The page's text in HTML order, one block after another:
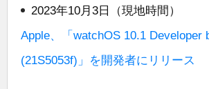
2023年10月3日（現地時間）
Apple、「watchOS 10.1 Developer
(21S5053f)」を開発者にリリース